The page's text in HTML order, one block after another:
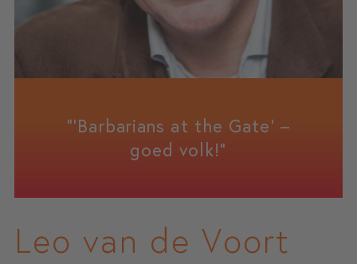
"‘Barbarians at the Gate’ –
goed volk!"
Leo van de Voort